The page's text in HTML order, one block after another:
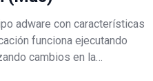
adware con características
funciona ejecutando
cambios en la